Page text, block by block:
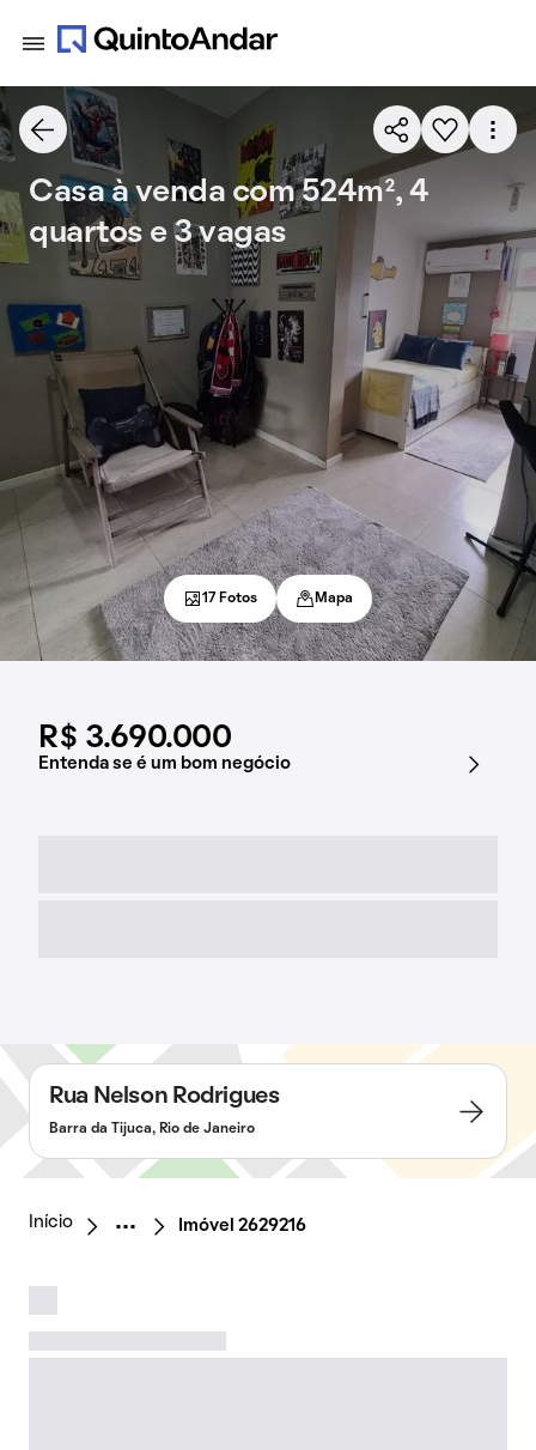
R$ 3.690.000
Entenda se é um bom negócio
Casa à venda com 524m², 4
quartos e 3 vagas
17 Fotos Mapa
Rua Nelson Rodrigues
Barra da Tijuca, Rio de Janeiro
Início Imóvel 2629216